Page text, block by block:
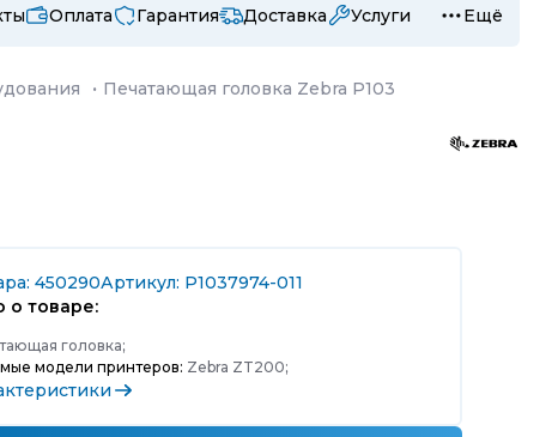
Оплата Гарантия Доставка Услуги Ещё
· Печатающая головка Zebra P103
450290Артикул: P1037974-011
о товаре:
головка;
модели принтеров: Zebra ZT200;